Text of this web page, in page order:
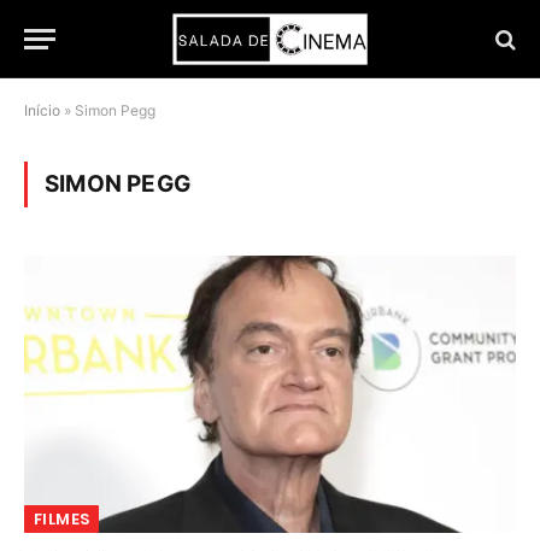
Início » Simon Pegg
SIMON PEGG
FILMES